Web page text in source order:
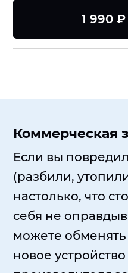
1 990 ₽
Коммерческая
Если вы
(разбили,
настолько, что
себя не
можете
новое